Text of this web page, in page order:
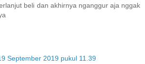
beli dan akhirnya nganggur aja nggak
September 2019 pukul 11.39